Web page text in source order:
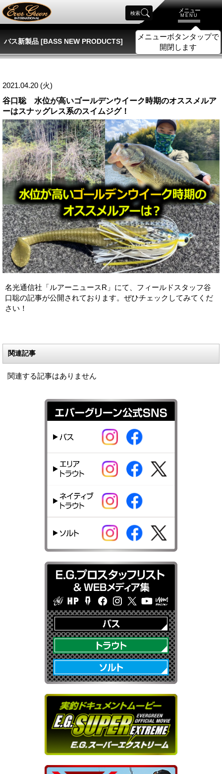
メニュー
MENU
メニューボタンタップで
開閉します
検索
バス新製品 [BASS NEW PRODUCTS]
2021.04.20 (火)
谷口聡 水位が高いゴールデンウイーク時期のオススメルア
ーはスナッグレス系のスイムジグ！
名光通信社「ルアーニュースR」にて、フィールドスタッフ谷
口聡の記事が公開されております。ぜひチェックしてみてくだ
さい！
関連記事
関連する記事はありません